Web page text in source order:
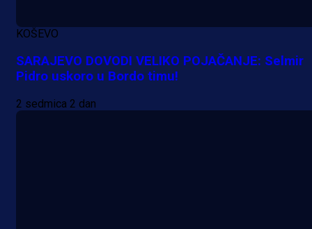
KOŠEVO
SARAJEVO DOVODI VELIKO POJAČANJE: Selmir
Pidro uskoro u Bordo timu!
2 sedmica 2 dan